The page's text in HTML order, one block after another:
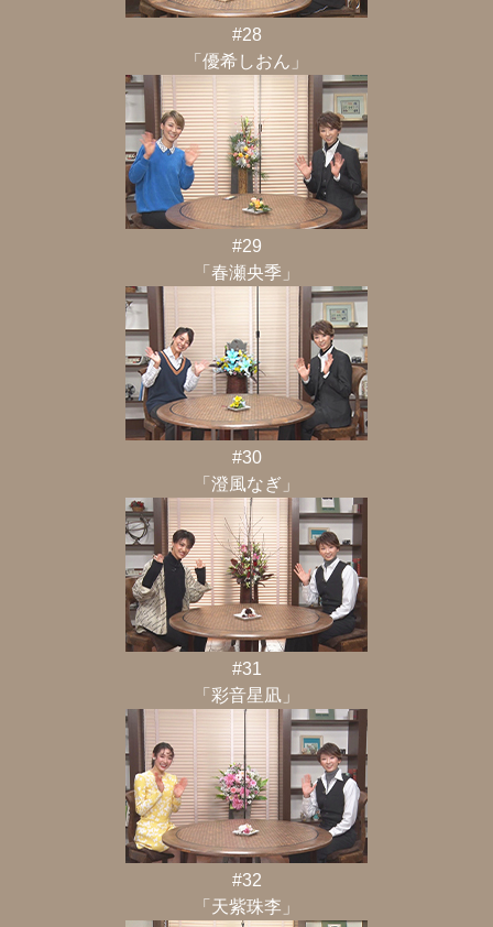
#28
「優希しおん」
#29
「春瀬央季」
#30
「澄風なぎ」
#31
「彩音星凪」
#32
「天紫珠李」